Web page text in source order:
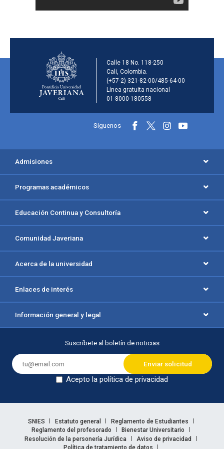
Información de la
Calle 18 No. 118-250
Cali, Colombia.
(+57-2) 321-82-00/485-64-00
Línea gratuita nacional
01-8000-180558
Información y redes sociales
Síguenos
Menú principal del footer
Admisiones
Programas académicos
Educación Continua y Consultoría
Comunidad Javeriana
Acerca de la universidad
Enlaces de interés
Información general y legal
Suscríbete al boletín de noticias
Acepto la política de privacidad
Enlaces legales
SNIES Estatuto general
Reglamento de Estudiantes
Reglamento del profesorado
Bienestar Universitario
Resolución de la personería Jurídica
Aviso de privacidad